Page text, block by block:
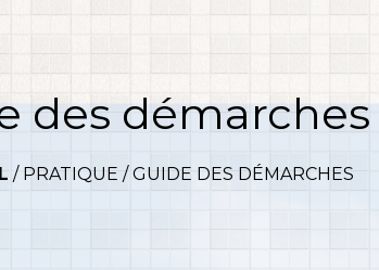
des démarches
/ PRATIQUE /GUIDE DES DÉMARCHES